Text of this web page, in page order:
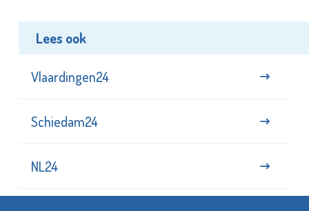
Lees ook
Vlaardingen24
Schiedam24
NL24